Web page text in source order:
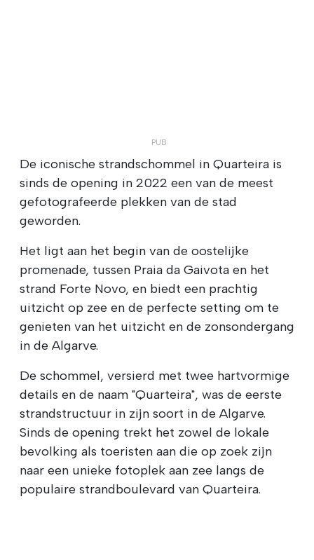
De iconische strandschommel in Quarteira is
sinds de opening in 2022 een van de meest
gefotografeerde plekken van de stad
geworden.
Het ligt aan het begin van de oostelijke
promenade, tussen Praia da Gaivota en het
strand Forte Novo, en biedt een prachtig
uitzicht op zee en de perfecte setting om te
genieten van het uitzicht en de zonsondergang
in de Algarve.
De schommel, versierd met twee hartvormige
details en de naam "Quarteira", was de eerste
strandstructuur in zijn soort in de Algarve.
Sinds de opening trekt het zowel de lokale
bevolking als toeristen aan die op zoek zijn
naar een unieke fotoplek aan zee langs de
populaire strandboulevard van Quarteira.